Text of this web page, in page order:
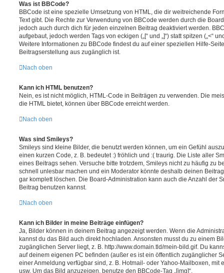
Was ist BBCode?
BBCode ist eine spezielle Umsetzung von HTML, die dir weitreichende
Text gibt. Die Rechte zur Verwendung von BBCode werden durch die
jedoch auch durch dich für jeden einzelnen Beitrag deaktiviert werden.
aufgebaut, jedoch werden Tags von eckigen („[“ und „]“) statt spitzen („<“
Weitere Informationen zu BBCode findest du auf einer speziellen Hilfe-
Beitragserstellung aus zugänglich ist.
Nach oben
Kann ich HTML benutzen?
Nein, es ist nicht möglich, HTML-Code in Beiträgen zu verwenden. Die
die HTML bietet, können über BBCode erreicht werden.
Nach oben
Was sind Smileys?
Smileys sind kleine Bilder, die benutzt werden können, um ein Gefühl
einen kurzen Code, z. B. bedeutet :) fröhlich und :( traurig. Die Liste aller
eines Beitrags sehen. Versuche bitte trotzdem, Smileys nicht zu häufig zu
schnell unlesbar machen und ein Moderator könnte deshalb deinen
gar komplett löschen. Die Board-Administration kann auch die Anzahl der
Beitrag benutzen kannst.
Nach oben
Kann ich Bilder in meine Beiträge einfügen?
Ja, Bilder können in deinem Beitrag angezeigt werden. Wenn die
kannst du das Bild auch direkt hochladen. Ansonsten musst du zu einem
zugänglichen Server liegt, z. B. http://www.domain.tld/mein-bild.gif. Du
auf deinem eigenen PC befinden (außer es ist ein öffentlich zugänglicher
einer Anmeldung verfügbar sind, z. B. Hotmail- oder Yahoo-Mailboxen, mit
usw. Um das Bild anzuzeigen, benutze den BBCode-Tag „[img]“.